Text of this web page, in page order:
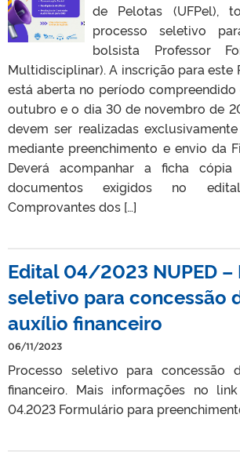
de Pelotas (UFPel),
processo seletivo
bolsista Professor
Multidisciplinar). A inscrição para este
está aberta no período
outubro e o dia 30 de novembro de
devem ser realizadas
mediante preenchimento e envio da
Deverá acompanhar a ficha
documentos exigidos no
Comprovantes dos […]
Edital 04/2023 NUPED –
seletivo para concessão
auxílio financeiro
06/11/2023
Processo seletivo para concessão
financeiro. Mais informações no
04.2023 Formulário para